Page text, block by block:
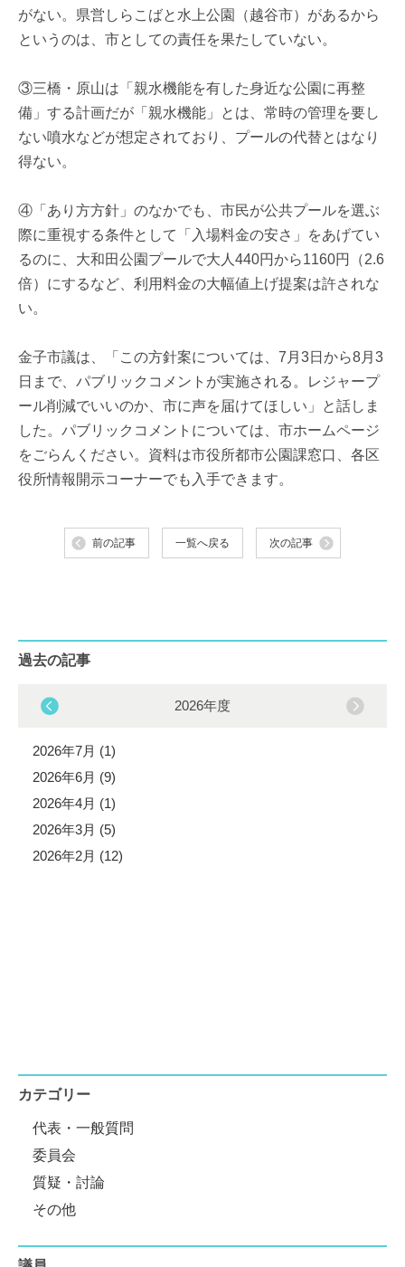
がない。県営しらこばと水上公園（越谷市）があるから
というのは、市としての責任を果たしていない。
③三橋・原山は「親水機能を有した身近な公園に再整
備」する計画だが「親水機能」とは、常時の管理を要し
ない噴水などが想定されており、プールの代替とはなり
得ない。
④「あり方方針」のなかでも、市民が公共プールを選ぶ
際に重視する条件として「入場料金の安さ」をあげてい
るのに、大和田公園プールで大人440円から1160円（2.6
倍）にするなど、利用料金の大幅値上げ提案は許されな
い。
金子市議は、「この方針案については、7月3日から8月3
日まで、パブリックコメントが実施される。レジャープ
ール削減でいいのか、市に声を届けてほしい」と話しま
した。パブリックコメントについては、市ホームページ
をごらんください。資料は市役所都市公園課窓口、各区
役所情報開示コーナーでも入手できます。
前の記事 一覧へ戻る 次の記事
過去の記事
2026年度
2026年7月 (1)
2026年6月 (9)
2026年4月 (1)
2026年3月 (5)
2026年2月 (12)
カテゴリー
代表・一般質問
委員会
質疑・討論
その他